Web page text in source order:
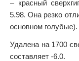
– красный
5.98. Она резко
основном голубые).
Удалена на 1700
составляет -6.0.